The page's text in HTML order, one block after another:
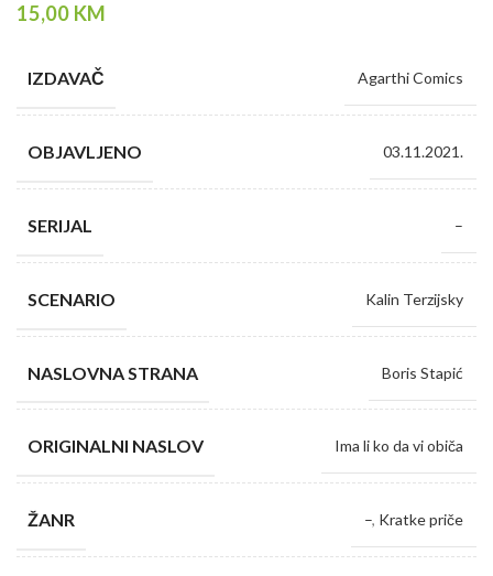
15,00 KM
IZDAVAČ Agarthi Comics
OBJAVLJENO 03.11.2021.
SERIJAL –
SCENARIO Kalin Terzijsky
NASLOVNA STRANA Boris Stapić
ORIGINALNI NASLOV Ima li ko da vi običa
ŽANR –, Kratke priče